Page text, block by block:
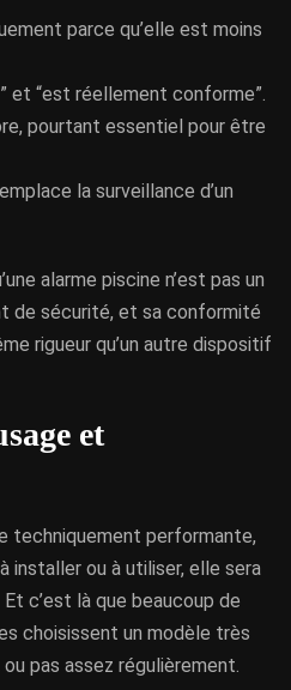
parce qu’elle est moins
et “est réellement conforme”.
pourtant essentiel pour être
la surveillance d’un
alarme piscine n’est pas un
de sécurité, et sa conformité
rigueur qu’un autre dispositif
et
techniquement performante,
installer ou à utiliser, elle sera
c’est là que beaucoup de
choisissent un modèle très
pas assez régulièrement.